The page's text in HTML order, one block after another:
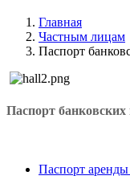
Главная
Частным лицам
Паспорт
Паспорт банковских
Паспорт аренды